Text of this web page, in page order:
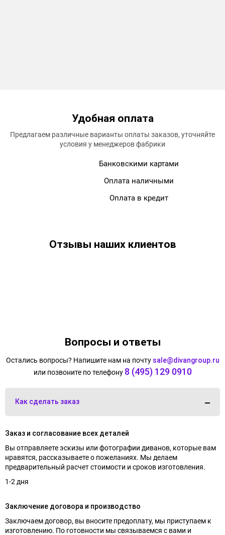
Удобная оплата
Предлагаем различные варианты оплаты заказов, уточняйте
условия у менеджеров фабрики
Банковскими картами
Оплата наличными
Оплата в кредит
Отзывы наших клиентов
Вопросы и ответы
Остались вопросы? Напишите нам на почту sale@divangroup.ru
или позвоните по телефону 8 (495) 129 0910
Как сделать заказ
Заказ и согласование всех деталей
Вы отправляете эскизы или фотографии диванов, которые вам
нравятся, рассказываете о пожеланиях. Мы делаем
предварительный расчет стоимости и сроков изготовления.
1-2 дня
Заключение договора и производство
Заключаем договор, вы вносите предоплату, мы приступаем к
изготовлению. По готовности мы связываемся с вами и